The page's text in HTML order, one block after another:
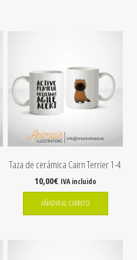
Taza de cerámica Cairn Terrier 1-4
10,00€ IVA incluido
AÑADIR AL CARRITO